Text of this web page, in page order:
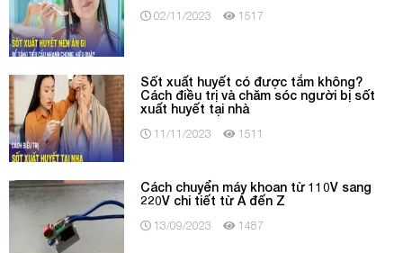
02/11/2023 1517
Sốt xuất huyết có được tắm không?
Cách điều trị và chăm sóc người bị sốt
xuất huyết tại nhà
11/11/2023 1511
Cách chuyển máy khoan từ 110V sang
220V chi tiết từ A đến Z
13/09/2023 1487